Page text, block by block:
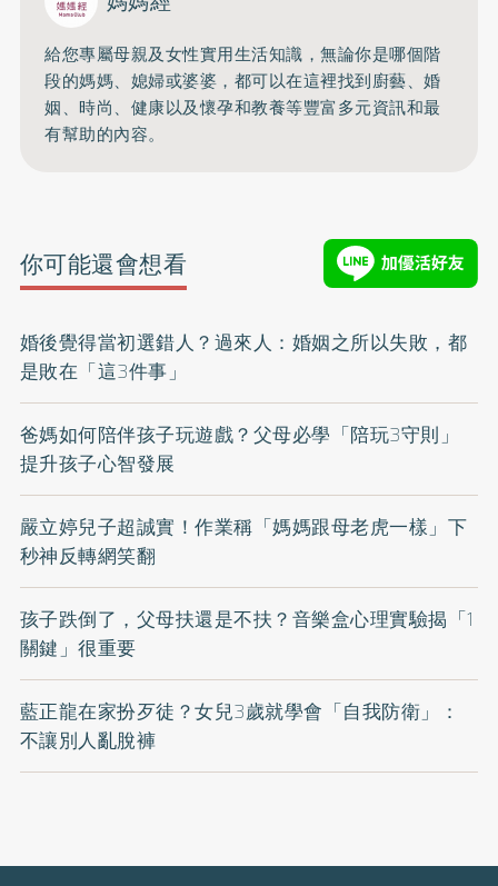
給您專屬母親及女性實用生活知識，無論你是哪個階
段的媽媽、媳婦或婆婆，都可以在這裡找到廚藝、婚
姻、時尚、健康以及懷孕和教養等豐富多元資訊和最
有幫助的內容。
你可能還會想看
婚後覺得當初選錯人？過來人：婚姻之所以失敗，都
是敗在「這3件事」
爸媽如何陪伴孩子玩遊戲？父母必學「陪玩3守則」
提升孩子心智發展
嚴立婷兒子超誠實！作業稱「媽媽跟母老虎一樣」下
秒神反轉網笑翻
孩子跌倒了，父母扶還是不扶？音樂盒心理實驗揭「1
關鍵」很重要
藍正龍在家扮歹徒？女兒3歲就學會「自我防衛」：
不讓別人亂脫褲